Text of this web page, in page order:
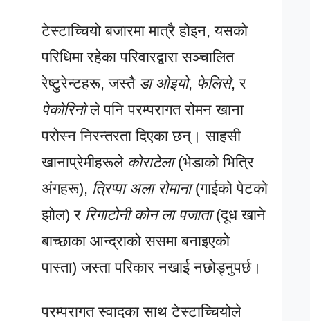
टेस्टाच्चियो बजारमा मात्रै होइन, यसको
परिधिमा रहेका परिवारद्वारा सञ्चालित
रेष्टुरेन्टहरू, जस्तै डा ओइयो, फेलिसे, र
पेकोरिनोले पनि परम्परागत रोमन खाना
परोस्न निरन्तरता दिएका छन्। साहसी
खानाप्रेमीहरूले कोराटेला(भेडाको भित्रि
अंगहरू), त्रिप्पा अला रोमाना(गाईको पेटको
झोल) र रिगाटोनी कोन ला पजाता(दूध खाने
बाच्छाका आन्द्राको ससमा बनाइएको
पास्ता) जस्ता परिकार नखाई नछोड्नुपर्छ।
परम्परागत स्वादका साथ टेस्टाच्चियोले